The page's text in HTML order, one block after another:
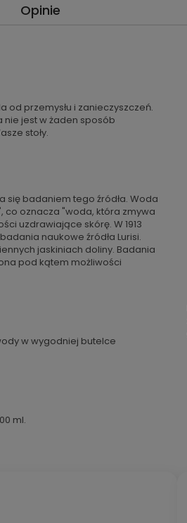
Opinie
od przemysłu i zanieczyszczeń.
nie jest w żaden sposób
stoły.
się badaniem tego źródła. Woda
co oznacza "woda, która zmywa
uzdrawiające skórę. W 1913
naukowe źródła Lurisi.
jaskiniach doliny. Badania
pod kątem możliwości
w wygodniej butelce
ml.